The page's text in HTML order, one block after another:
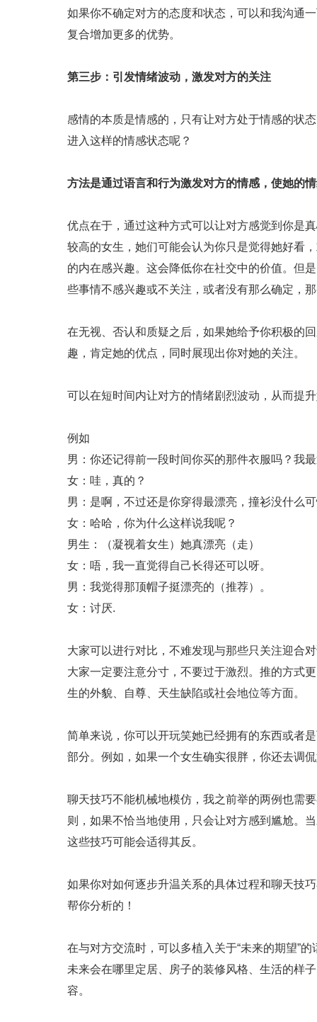
如果你不确定对方的态度和状态，可以和我沟通
复合增加更多的优势。
第三步：引发情绪波动，激发对方的关注
感情的本质是情感的，只有让对方处于情感的状
进入这样的情感状态呢？
方法是通过语言和行为激发对方的情感，使她的
优点在于，通过这种方式可以让对方感觉到你是
较高的女生，她们可能会认为你只是觉得她好看
的内在感兴趣。这会降低你在社交中的价值。但
些事情不感兴趣或不关注，或者没有那么确定，
在无视、否认和质疑之后，如果她给予你积极的
趣，肯定她的优点，同时展现出你对她的关注。
可以在短时间内让对方的情绪剧烈波动，从而提
例如
男：你还记得前一段时间你买的那件衣服吗？我
女：哇，真的？
男：是啊，不过还是你穿得最漂亮，撞衫没什么
女：哈哈，你为什么这样说我呢？
男生：（凝视着女生）她真漂亮（走）
女：唔，我一直觉得自己长得还可以呀。
男：我觉得那顶帽子挺漂亮的（推荐）。
女：讨厌.
大家可以进行对比，不难发现与那些只关注迎合
大家一定要注意分寸，不要过于激烈。推的方式
生的外貌、自尊、天生缺陷或社会地位等方面。
简单来说，你可以开玩笑她已经拥有的东西或者
部分。例如，如果一个女生确实很胖，你还去调
聊天技巧不能机械地模仿，我之前举的两例也需
则，如果不恰当地使用，只会让对方感到尴尬。
这些技巧可能会适得其反。
如果你对如何逐步升温关系的具体过程和聊天技
帮你分析的！
在与对方交流时，可以多植入关于“未来的期望”
未来会在哪里定居、房子的装修风格、生活的样
容。